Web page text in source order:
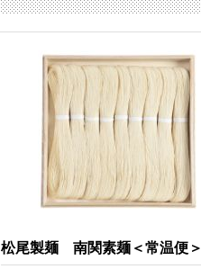
松尾製麺 南関素麺＜常温便＞